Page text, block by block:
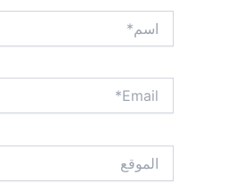
اسم*
Email*
الموقع